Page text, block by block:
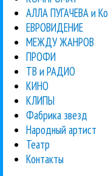
АЛЛА ПУГАЧЕВА и Ко
ЕВРОВИДЕНИЕ
МЕЖДУ ЖАНРОВ
ПРОФИ
ТВ и РАДИО
КИНО
КЛИПЫ
Фабрика звезд
Народный артист
Театр
Контакты